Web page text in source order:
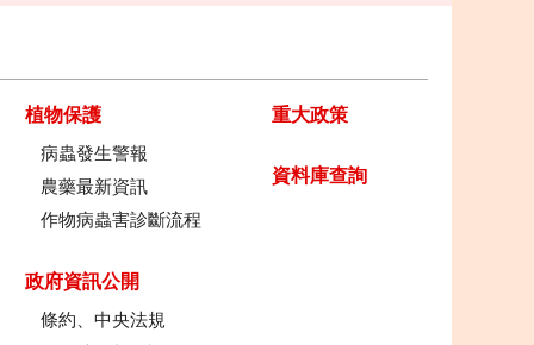
植物保護
病蟲發生警報
農藥最新資訊
作物病蟲害診斷流程
政府資訊公開
條約、中央法規
重大政策
資料庫查詢